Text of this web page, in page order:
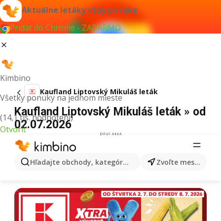
Aktuálne letáky vždy po ruke
Pridať do Chrome - ZADARMO
Kimbino
Všetky ponuky na jednom mieste
(14,1 tis. hodnotení)
Otvoriť
Hľadajte obchody, kategórie, produkty... Zvoľte mesto
Kaufland Liptovský Mikuláš leták
Kaufland Liptovský Mikuláš leták » od
02.07.2026
REKLAMA